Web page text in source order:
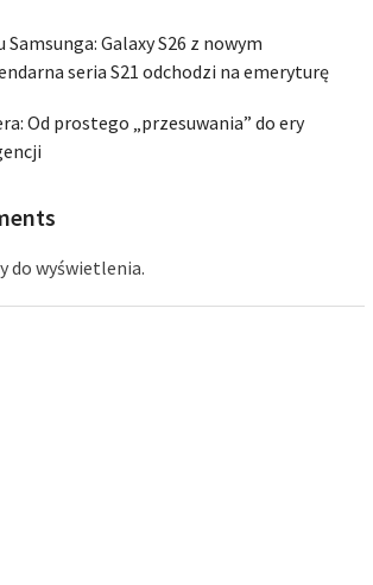
Galaxy S26 z nowym
seria S21 odchodzi na emeryturę
Od prostego „przesuwania” do ery
do wyświetlenia.